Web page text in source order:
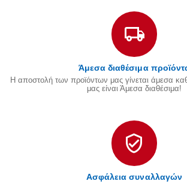
Άμεσα διαθέσιμα
Η αποστολή των προϊόντων μας γίνεται άμεσα
μας είναι Άμεσα διαθέσιμα!
Ασφάλεια συναλλαγών